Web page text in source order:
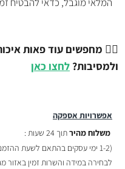
אפשרויות אספקה
משלוח מהירתוך 24 שעות :
(1-2 ימי עסקים בהתאם לשעת ההזמנה)
לבחירה במידה והשרות זמין באזור
💇‍♂️ מחפשים עוד פאות
ולמסיבות? לחצו כאן